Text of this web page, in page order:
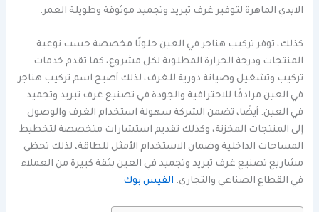
الايدي الماهرة لتوفير غرف تبريد وتجميد موثوقة وطويلة العمر.
كذلك، توفر تركيب هناجر في العين حلولًا مخصصة حسب نوعية
المنتجات ودرجة الحرارة المطلوبة لكل مشروع، كما تقدم خدمات
تركيب وتشغيل وصيانة دورية للغرف، لذلك أصبح اسم تركيب هناجر
في العين مرادفًا للاحترافية والجودة في تصنيع غرف تبريد وتجميد
في العين. أيضًا، تضمن الشركة سهولة استخدام الغرف والوصول
إلى المنتجات المخزنة، وكذلك تقديم استشارات متخصصة لتخطيط
المساحات الداخلية وضمان الاستخدام الأمثل للطاقة، لذلك تحظى
مشاريع تصنيع غرف تبريد وتجميد في العين بثقة كبيرة من العملاء
في القطاع الصناعي والتجاري. الفيس بوك